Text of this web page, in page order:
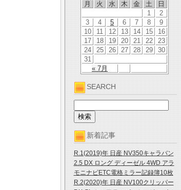
月
火 水 木 金 土 日
« 7月
1
2
3
4 5 6 7 8
9
10
11 12 13 14 15
16
17
18 19 20 21 22
23
24
25 26 27 28 29
30
31
SEARCH
新着記事
R.1(2019)年 日産 NV350キャラバン
2.5 DX ロング ディーゼル 4WD アラ
モニナビETC電格ミラー記録簿10枚
R.2(2020)年 日産 NV100クリッパー